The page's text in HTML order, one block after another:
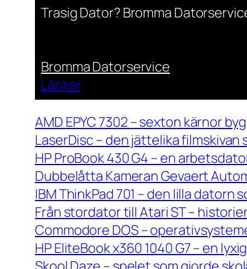
Trasig Dator? Bromma
Bromma Datorservice
Länkar
AMD EPYC 7302 – sexton kärnor
LaserDisc – den jättelika filmskivan
HP ProBook 430 G4 – en
Dubbelåtta Kameran Gevaert
IBM ThinkPad 701 – den lilla datorn
Från stordator till Atari ST –
Commodore DOS –
HP EliteBook x360 1040 G7 – en